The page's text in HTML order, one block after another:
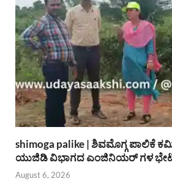
shimoga palike | ಶಿವಮೊಗ್ಗ ಪಾಲಿಕೆ
ಯುಜಿಡಿ ವಿಭಾಗದ ಎಂಜಿನಿಯರ್ ಗಳ
August 6, 2026